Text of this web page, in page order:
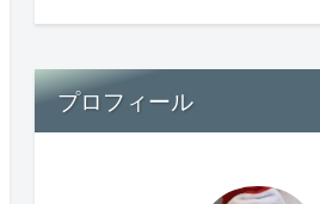
プロフィール